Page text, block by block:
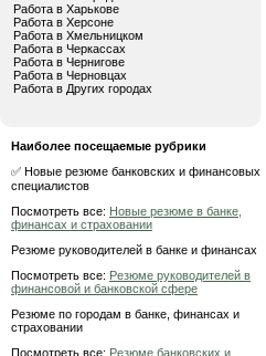
Работа в Харькове
Работа в Херсоне
Работа в Хмельницком
Работа в Черкассах
Работа в Чернигове
Работа в Черновцах
Работа в Других городах
Наиболее посещаемые рубрики
✅ Новые резюме банковских и финансовых
специалистов
Посмотреть все: Новые резюме в банке,
финансах и страховании
Резюме руководителей в банке и финансах
Посмотреть все: Резюме руководителей в
финансовой и банковской сфере
Резюме по городам в банке, финансах и
страховании
Посмотреть все: Резюме банковских и